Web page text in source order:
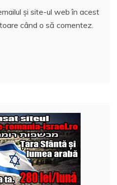
și site-ul web în acest
când o să comentez.